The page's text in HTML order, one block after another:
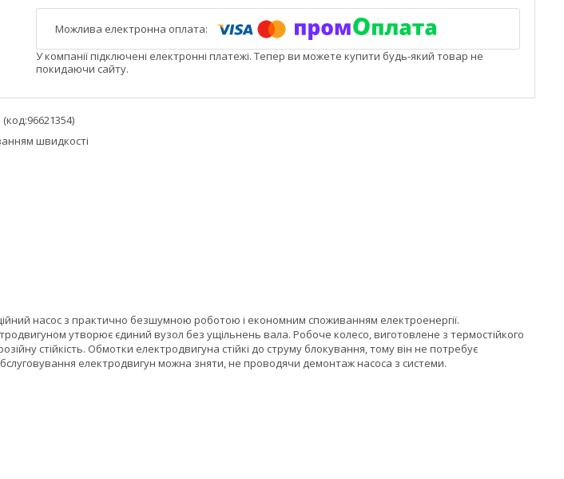
У компанії підключені електронні платежі. Тепер ви можете купити будь-який товар не
покидаючи сайту.
(код:96621354)
швидкості
насос з практично безшумною роботою і економним споживанням електроенергії.
утворює єдиний вузол без ущільнень вала. Робоче колесо, виготовлене з термостійкого
стійкість. Обмотки електродвигуна стійкі до струму блокування, тому він не потребує
електродвигун можна зняти, не проводячи демонтаж насоса з системи.